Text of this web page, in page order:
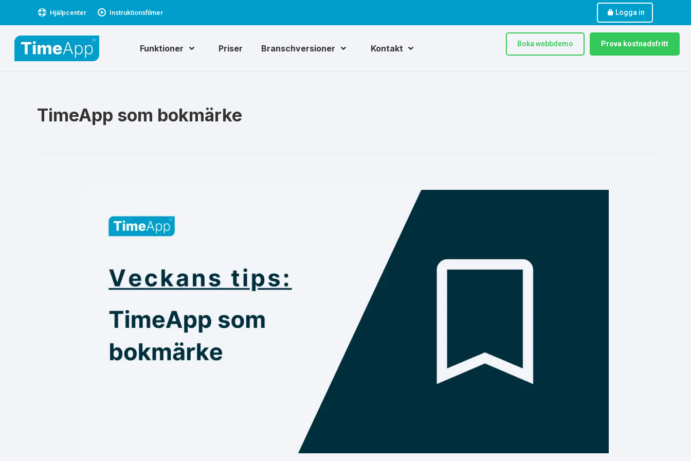
Hjälpcenter Instruktionsfilmer Logga in
Funktioner Priser Branschversioner Kontakt Boka webbdemo Prova kostnadsfritt
TimeApp som bokmärke